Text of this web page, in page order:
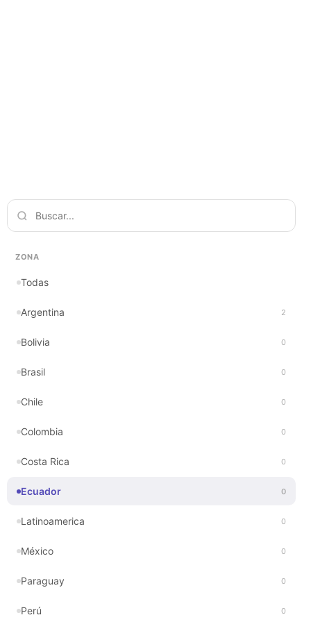
ZONA
Todas
Argentina 2
Bolivia 0
Brasil 0
Chile 0
Colombia 0
Costa Rica 0
Ecuador 0
Latinoamerica 0
México 0
Paraguay 0
Perú 0